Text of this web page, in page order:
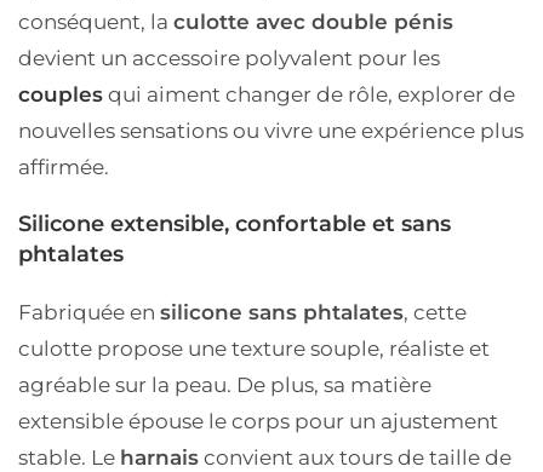
conséquent, la culotte avec double pénis
devient un accessoire polyvalent pour les
couples qui aiment changer de rôle, explorer de
nouvelles sensations ou vivre une expérience plus
affirmée.
Silicone extensible, confortable et sans
phtalates
Fabriquée en silicone sans phtalates, cette
culotte propose une texture souple, réaliste et
agréable sur la peau. De plus, sa matière
extensible épouse le corps pour un ajustement
stable. Le harnais convient aux tours de taille de